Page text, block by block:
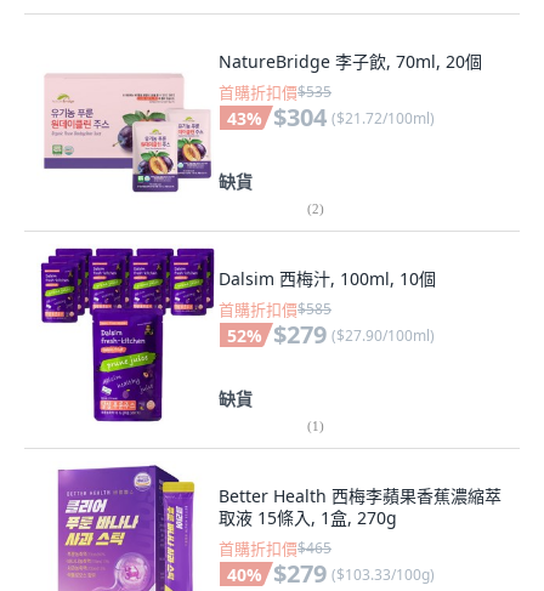
NatureBridge 李子飲, 70ml, 20個
首購折扣價$535
43% $304 ($21.72/100ml)
缺貨
(2)
Dalsim 西梅汁, 100ml, 10個
首購折扣價$585
52% $279 ($27.90/100ml)
缺貨
(1)
Better Health 西梅李蘋果香蕉濃縮萃
取液 15條入, 1盒, 270g
首購折扣價$465
40% $279 ($103.33/100g)